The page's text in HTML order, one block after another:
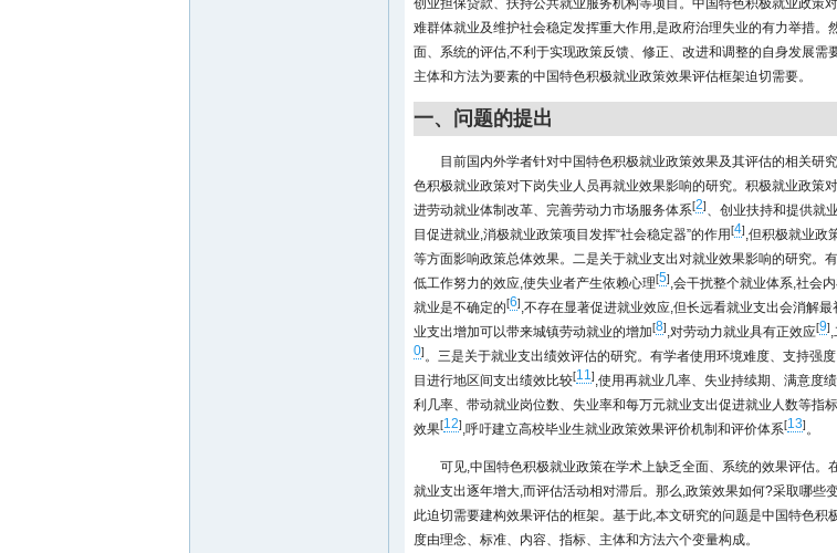
创业担保贷款、扶持公共就业服务机构等项目。中国特色积极就业政策
难群体就业及维护社会稳定发挥重大作用,是政府治理失业的有力举措。
面、系统的评估,不利于实现政策反馈、修正、改进和调整的自身发展需
主体和方法为要素的中国特色积极就业政策效果评估框架迫切需要。
一、问题的提出
目前国内外学者针对中国特色积极就业政策效果及其评估的相关研
色积极就业政策对下岗失业人员再就业效果影响的研究。积极就业政策
进劳动就业体制改革、完善劳动力市场服务体系[2]、创业扶持和提供就
目促进就业,消极就业政策项目发挥“社会稳定器”的作用[4],但积极就业政
等方面影响政策总体效果。二是关于就业支出对就业效果影响的研究。
低工作努力的效应,使失业者产生依赖心理[5],会干扰整个就业体系,社会
就业是不确定的[6],不存在显著促进就业效应,但长远看就业支出会消解
业支出增加可以带来城镇劳动就业的增加[8],对劳动力就业具有正效应[9]
0]。三是关于就业支出绩效评估的研究。有学者使用环境难度、支持强
目进行地区间支出绩效比较[11],使用再就业几率、失业持续期、满意度
利几率、带动就业岗位数、失业率和每万元就业支出促进就业人数等指
效果[12],呼吁建立高校毕业生就业政策效果评价机制和评价体系[13]。
可见,中国特色积极就业政策在学术上缺乏全面、系统的效果评估。
就业支出逐年增大,而评估活动相对滞后。那么,政策效果如何?采取哪些
此迫切需要建构效果评估的框架。基于此,本文研究的问题是中国特色积
度由理念、标准、内容、指标、主体和方法六个变量构成。